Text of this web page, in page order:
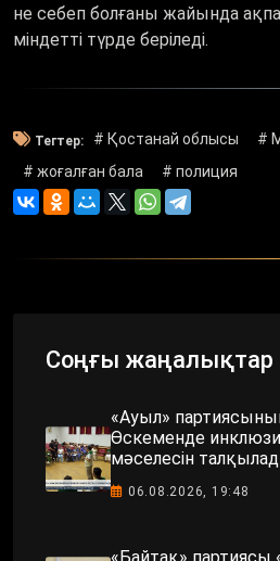
не себеп болғаны жайында
міндетті түрде беріледі.
Тегтер: # Қостанай облысы
#
# жоғалған бала
# полиция
Соңғы жаңалықтар
«Ауыл»
Өскеменде
мәселесін
06.08.2026, 19:48
«Байтақ» партиясы